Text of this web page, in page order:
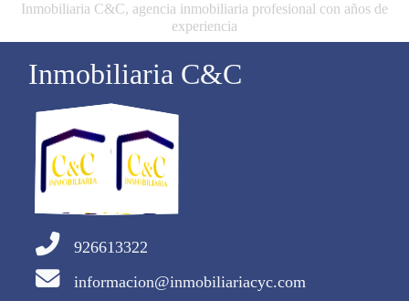
Inmobiliaria C&C, agencia inmobiliaria profesional con años de
experiencia
Inmobiliaria C&C
926613322
informacion@inmobiliariacyc.com